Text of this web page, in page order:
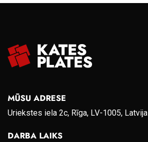
MŪSU ADRESE
Uriekstes iela 2c, Rīga, LV-1005, Latvija
DARBA LAIKS